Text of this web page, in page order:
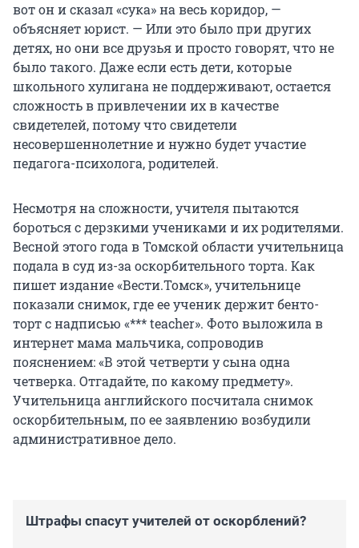
вот он и сказал «сука» на весь коридор, —
объясняет юрист. — Или это было при других
детях, но они все друзья и просто говорят, что не
было такого. Даже если есть дети, которые
школьного хулигана не поддерживают, остается
сложность в привлечении их в качестве
свидетелей, потому что свидетели
несовершеннолетние и нужно будет участие
педагога-психолога, родителей.
Несмотря на сложности, учителя пытаются
бороться с дерзкими учениками и их родителями.
Весной этого года в Томской области учительница
подала в суд из-за оскорбительного торта. Как
пишет издание «Вести.Томск», учительнице
показали снимок, где ее ученик держит бенто-
торт с надписью «*** teacher». Фото выложила в
интернет мама мальчика, сопроводив
пояснением: «В этой четверти у сына одна
четверка. Отгадайте, по какому предмету».
Учительница английского посчитала снимок
оскорбительным, по ее заявлению возбудили
административное дело.
Штрафы спасут учителей от оскорблений?